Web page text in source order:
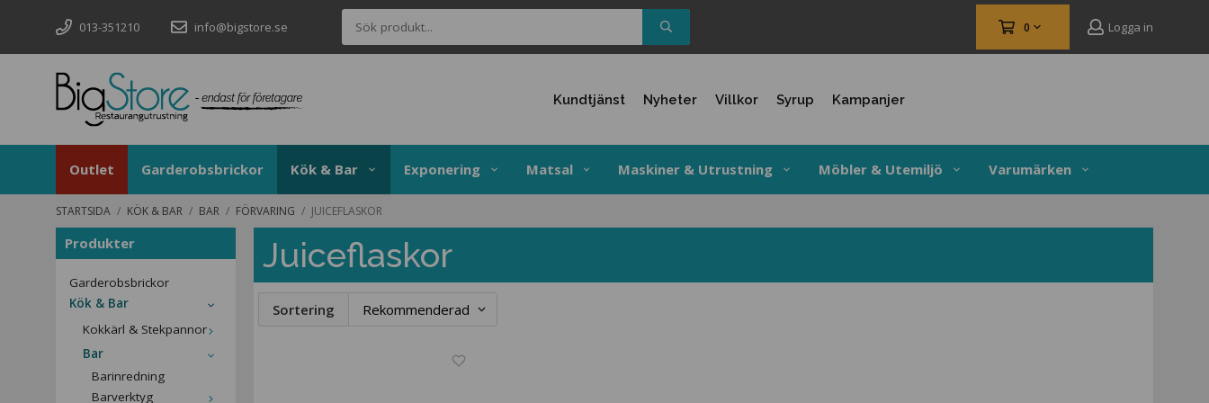
013-351210 info@bigstore.se 0 Logga in
Kundtjänst Nyheter Villkor Syrup Kampanjer
Outlet Garderobsbrickor Kök & Bar Exponering Matsal Maskiner & Utrustning Möbler & Utemiljö Varumärken
STARTSIDA / KÖK & BAR / BAR / FÖRVARING / JUICEFLASKOR
Produkter
Garderobsbrickor
Kök & Bar
Kokkärl & Stekpannor
Bar
Barinredning
Barverktyg
Juiceflaskor
Sortering